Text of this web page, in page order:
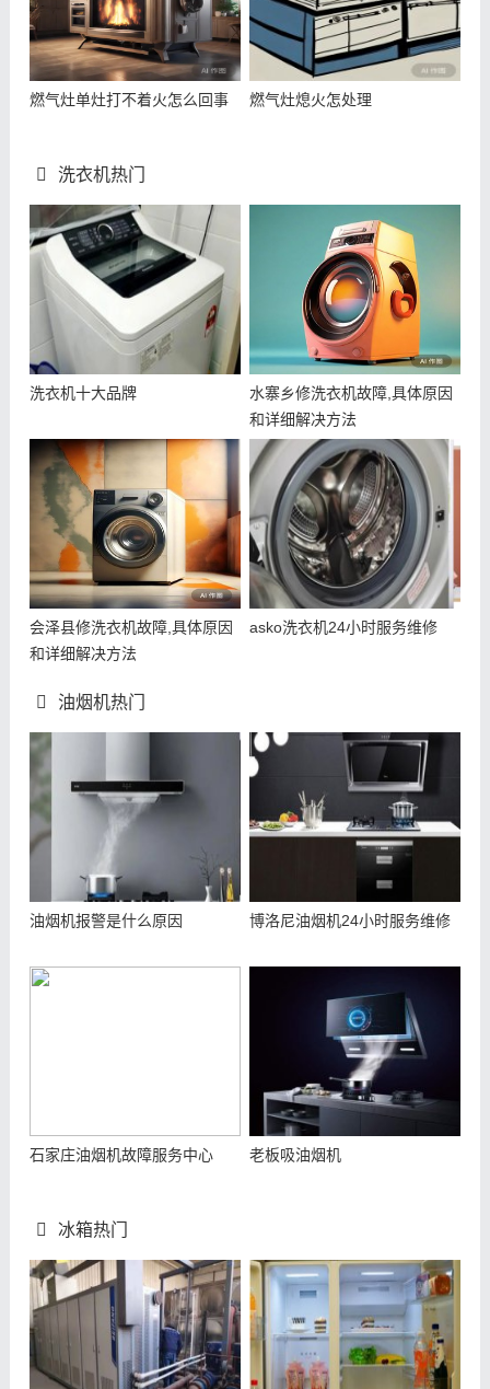
燃气灶单灶打不着火怎么回事 燃气灶熄火怎处理
洗衣机热门
洗衣机十大品牌
水寨乡修洗衣机故障,具体原因
和详细解决方法
会泽县修洗衣机故障,具体原因
和详细解决方法
asko洗衣机24小时服务维修
油烟机热门
油烟机报警是什么原因 博洛尼油烟机24小时服务维修
石家庄油烟机故障服务中心 老板吸油烟机
冰箱热门